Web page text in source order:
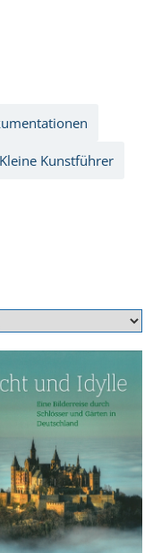
Kleine Kunstführer